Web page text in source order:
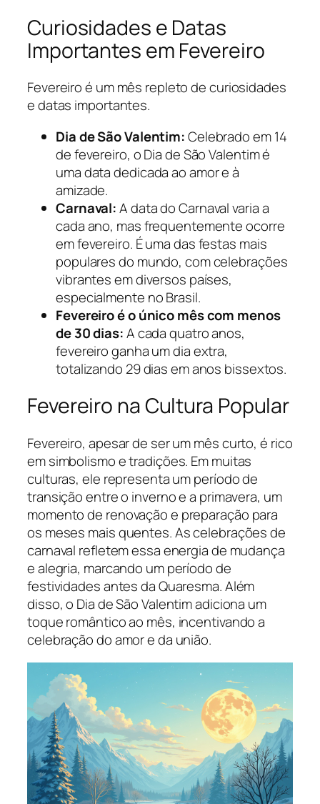
Curiosidades e Datas
Importantes em Fevereiro
Fevereiro é um mês repleto de curiosidades
e datas importantes.
Dia de São Valentim:Celebrado em 14
de fevereiro, o Dia de São Valentim é
uma data dedicada ao amor e à
amizade.
Carnaval:A data do Carnaval varia a
cada ano, mas frequentemente ocorre
em fevereiro. É uma das festas mais
populares do mundo, com celebrações
vibrantes em diversos países,
especialmente no Brasil.
Fevereiro é o único mês com menos
de 30 dias:A cada quatro anos,
fevereiro ganha um dia extra,
totalizando 29 dias em anos bissextos.
Fevereiro na Cultura Popular
Fevereiro, apesar de ser um mês curto, é rico
em simbolismo e tradições. Em muitas
culturas, ele representa um período de
transição entre o inverno e a primavera, um
momento de renovação e preparação para
os meses mais quentes. As celebrações de
carnaval refletem essa energia de mudança
e alegria, marcando um período de
festividades antes da Quaresma. Além
disso, o Dia de São Valentim adiciona um
toque romântico ao mês, incentivando a
celebração do amor e da união.